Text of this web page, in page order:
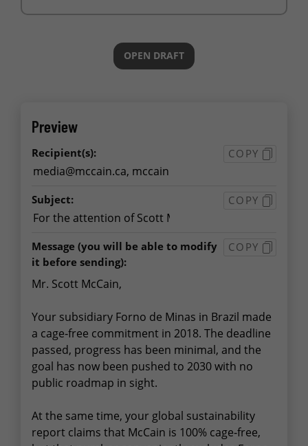
OPEN DRAFT
Preview
Recipient(s): COPY
Subject: COPY
Message (you will be able to modify
it before sending):
COPY